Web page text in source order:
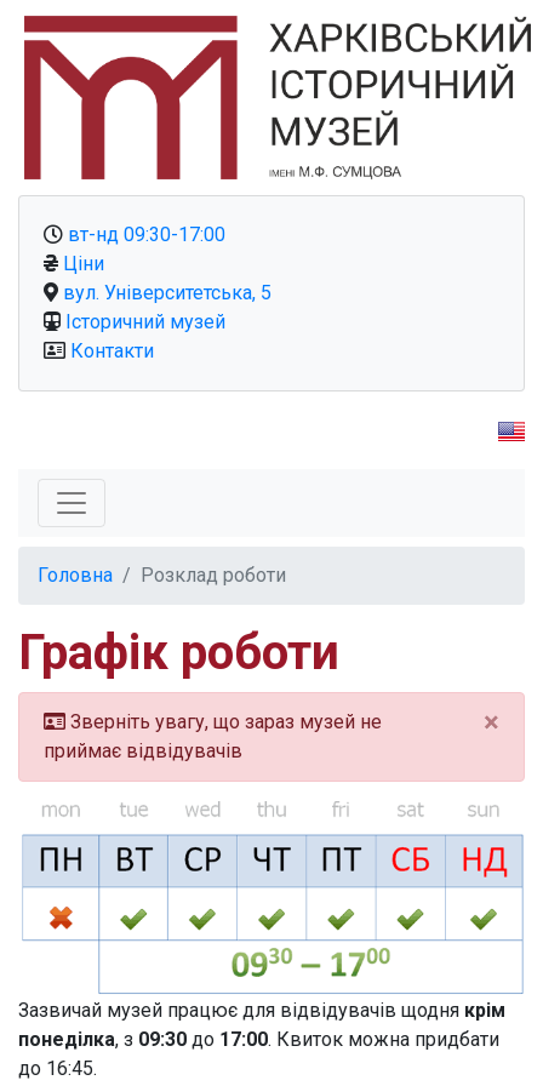
вт-нд 09:30-17:00
Ціни
вул. Університетська, 5
Історичний музей
Контакти
Головна Розклад роботи
Графік роботи
Зверніть увагу, що зараз музей не
приймає відвідувачів
×
Зазвичай музей працює для відвідувачів щодня крім
понеділка, з 09:30 до 17:00. Квиток можна придбати
до 16:45.